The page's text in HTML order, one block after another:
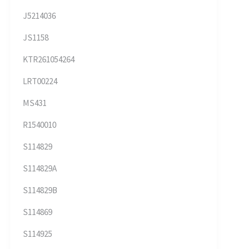
J5214036
JS1158
KTR261054264
LRT00224
MS431
R1540010
S114829
S114829A
S114829B
S114869
S114925